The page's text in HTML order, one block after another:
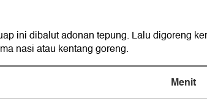
ini dibalut adonan tepung. Lalu digoreng
nasi atau kentang goreng.
Menit